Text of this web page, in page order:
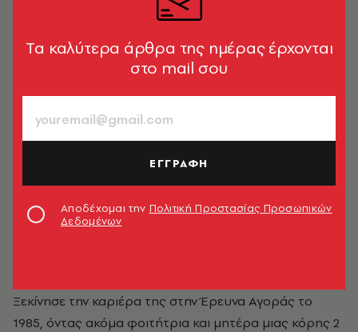
Ξεκίνησε την καριέρα της στην Έρευνα Αγοράς το
1985, όντας ακόμα φοιτήτρια και μητέρα μιας κόρης 2
Tα καλύτερα άρθρα της ημέρας έρχονται
στο mail σου
ΕΓΓΡΑΦΗ
Αποδέχομαι την Πολιτική Προστασίας Προσωπικών
Δεδομένων